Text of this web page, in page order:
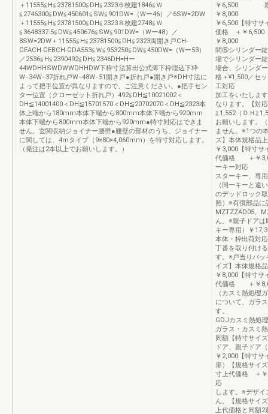
＋11555≦H≦23781500≦DH≦2323６枚建1846≦Ｗ
≦2746300≦DW≦450601≦SW≦901DW=（Wー46）／6SW=2DW
＋11555≦H≦23781500≦DH≦2323８枚建2748≦Ｗ
≦3648337.5≦DW≦450676≦SW≦901DW=（Wー48）／
8SW=2DW＋11555≦H≦23781500≦DH≦2323両開き戸CH-
GEACH-GEBCH-GDA553≦Ｗ≦953250≦DW≦450DW=（Wー53）
／2536≦H≦2390492≦DH≦2346DH=Hー
44WDHHSWDWWDHHDW下枠寸法算出公式薄下枠埋込下枠
W−34W−37折れ戸W−48W−51開き戸●折れ戸●開き戸※DH寸法に
よって把手位置が異なりますので、ご注意ください。●把手セン
ター位置（クローゼット折れ戸）492≦DH≦10021002＜
DH≦14001400＜DH≦15701570＜DH≦20702070＜DH≦2323本
体上端から180mm本体下端から800mm本体下端から920mm
本体下端から800mm本体下端から920mm●特寸対応はできま
せん。玄関収納ジョイナー腰壁●腰壁の部材のうち、ジョイナー
に関しては、4mタイプ（9×80×4,060mm）を特寸対応します。
（発注は2本以上でお願いします。）
￥6,500 親子
￥8,000 ト
￥6,500【特寸
価格 ＋￥
￥8,000 トイ
間⑥シリンダー
場でシリンダー
場合、シリンダ
格＋¥1,500／セ
工対応 RC/M
加工をいたしま
なります。【対
≧1,552（ＤＨ
お願いします。
ません。※1つの
ズ】本体規格品
￥3,000【特寸
代価格 ＋￥
ーキー対応
スターキー、専
（同一キーと違
のデッドロック
照）※有償部品に
MZTZZAD05、
ん。※親子ドアは
キー専用）￥
本体・枠出荷対
丁番を取り付け
す。※戸当りパッ
イズ】本体規格
￥8,000【特寸
代価格 ＋￥
（カスミ熱処理
について、ガラ
す。 デ
GDJカスミ熱処
ガラス・カスミ
同額【特寸サイ
ドア、親子ドア
￥2,000【特寸
扉）【規格サイ
寸上代価格 ＋￥
応 C/Mガラ
します。※デザイ
ん。【規格サイ
上代価格と同額2